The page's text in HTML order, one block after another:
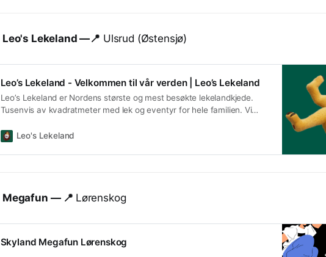
Leo's Lekeland —📍 Ulsrud (Østensjø)
Leo’s Lekeland - Velkommen til vår verden | Leo’s Lekeland
Leo’s Lekeland er Nordens største og mest besøkte lekelandkjede.
Tusenvis av kvadratmeter med lek og eventyr for hele familien. Vi
Leo's Lekeland
Megafun — 📍 Lørenskog
Skyland Megafun Lørenskog